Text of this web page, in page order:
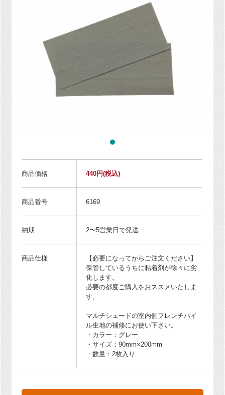
商品価格 440円(税込)
商品番号 6169
納期 2〜5営業日で発送
商品仕様
【必要になってからご注文ください】
保管しているうちに粘着剤が徐々に劣
化します。
必要の都度ご購入をおススメいたしま
す。
マルチシェードの室内側フレンチパイ
ル生地の補修にお使い下さい。
・カラー：グレー
・サイズ：90mm×200mm
・数量：2枚入り